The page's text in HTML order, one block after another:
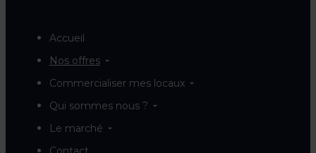
Accueil
Nos offres
Commercialiser mes locaux
Qui sommes nous ?
Le marché